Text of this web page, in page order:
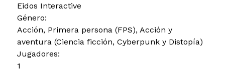
Eidos Interactive
Género:
Acción, Primera persona (FPS), Acción y
aventura (Ciencia ficción, Cyberpunk y Distopía)
Jugadores:
1